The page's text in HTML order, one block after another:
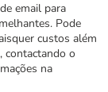
email para
Pode
custos além
contactando o
na